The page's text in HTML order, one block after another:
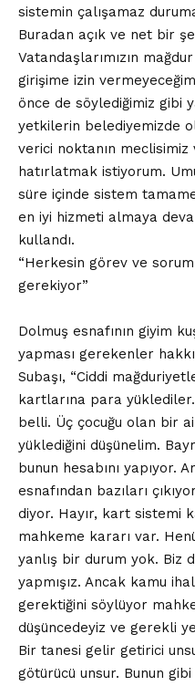
sistemin çalışamaz
Buradan açık ve net bir
Vatandaşlarımızın
girişime izin
önce de söylediğimiz gibi
yetkilerin belediyemizde
verici noktanın
hatırlatmak istiyorum.
süre içinde sistem
en iyi hizmeti almaya
kullandı.
“Herkesin görev ve
gerekiyor”
Dolmuş esnafının giyim
yapması gerekenler
Subaşı, “Ciddi
kartlarına para
belli. Üç çocuğu olan bir
yüklediğini düşünelim.
bunun hesabını yapıyor.
esnafından bazıları
diyor. Hayır, kart sistemi
mahkeme kararı var.
yanlış bir durum yok. Biz
yapmışız. Ancak kamu
gerektiğini söylüyor
düşüncedeyiz ve gerekli
Bir tanesi gelir getirici
götürücü unsur. Bunun